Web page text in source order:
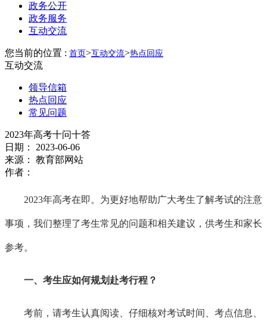
政务公开
政务服务
互动交流
您当前的位置 : 首页>互动交流>热点回应
互动交流
领导信箱
热点回应
常见问题
2023年高考十问十答
日期： 2023-06-06
来源： 教育部网站
作者：
2023年高考在即。为更好地帮助广大考生了解考试的注意
事项，我们整理了考生常见的问题和相关建议，供考生和家长
参考。
一、考生应如何规划赴考行程？
考前，请考生认真阅读、仔细核对考试时间、考点信息、